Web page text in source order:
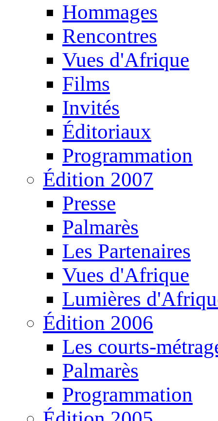
Hommages
Rencontres
Vues d'Afrique
Films
Invités
Éditoriaux
Programmation
Édition 2007
Presse
Palmarès
Les Partenaires
Vues d'Afrique
Lumières
Édition 2006
Les courts-
Palmarès
Programmation